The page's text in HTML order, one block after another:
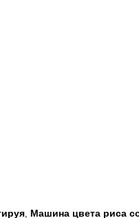
, Машина цвета риса